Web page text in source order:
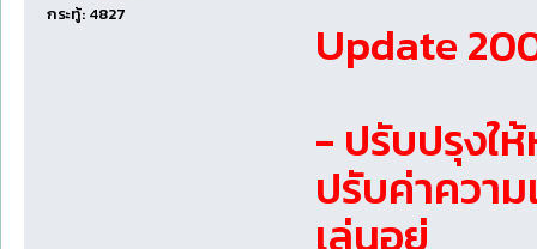
กระทู้: 4827
Update
- ปรับปรุงใ
ปรับค่าควา